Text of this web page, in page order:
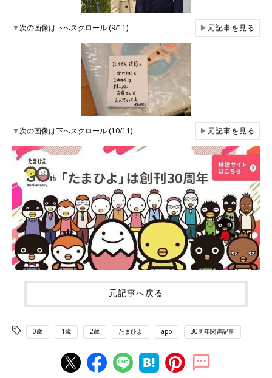
▼次の画像は下へスクロール (9/11) ▶元記事を見る
▼次の画像は下へスクロール (10/11) ▶元記事を見る
元記事へ戻る
0歳 1歳 2歳 たまひよ app 30周年関連記事